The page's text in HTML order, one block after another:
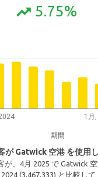
trending_up 5.75%
1月
期間
が Gatwick 空港 を使用
が、4月 2025 で Gatwick 空
(3,467,333) と比較して